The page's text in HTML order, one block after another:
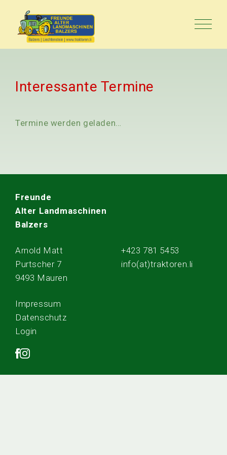
Interessante Termine
Termine werden geladen…
Freunde
Alter Landmaschinen
Balzers
Arnold Matt
Purtscher 7
9493 Mauren
+423 781 5453
info(at)traktoren.li
Impressum
Datenschutz
Login